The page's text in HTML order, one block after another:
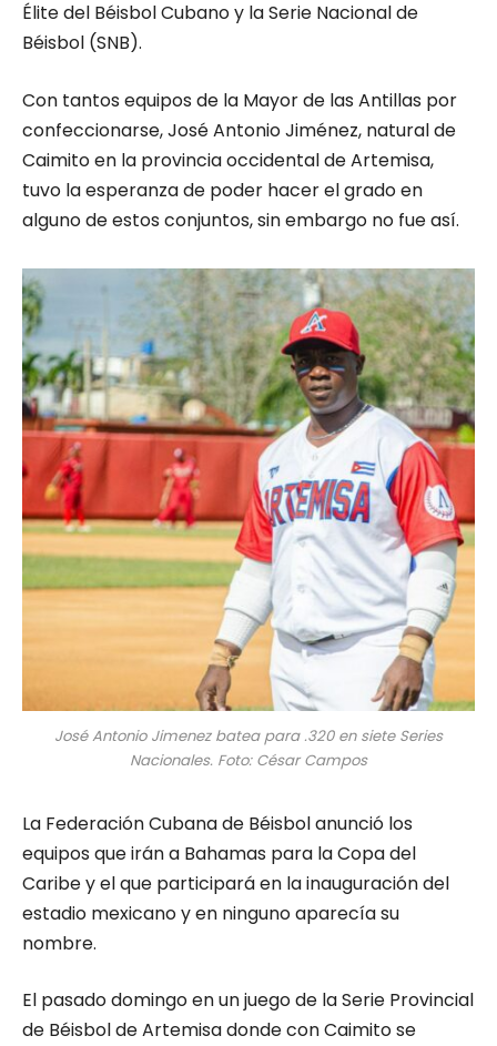
Élite del Béisbol Cubano y la Serie Nacional de
Béisbol (SNB).
Con tantos equipos de la Mayor de las Antillas por
confeccionarse, José Antonio Jiménez, natural de
Caimito en la provincia occidental de Artemisa,
tuvo la esperanza de poder hacer el grado en
alguno de estos conjuntos, sin embargo no fue así.
José Antonio Jimenez batea para .320 en siete Series
Nacionales. Foto: César Campos
La Federación Cubana de Béisbol anunció los
equipos que irán a Bahamas para la Copa del
Caribe y el que participará en la inauguración del
estadio mexicano y en ninguno aparecía su
nombre.
El pasado domingo en un juego de la Serie Provincial
de Béisbol de Artemisa donde con Caimito se